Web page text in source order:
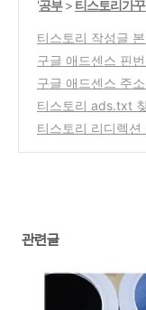
'공부> 티스토리가
티스토리 작성글
구글 애드센스 핀
(0)
구글 애드센스 주
보류 중입니다
(3)
티스토리 ads.txt
티스토리 리디렉
관련글